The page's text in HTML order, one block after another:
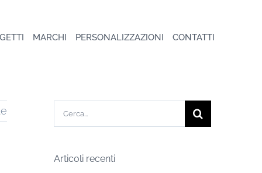
MARCHI PERSONALIZZAZIONI CONTATTI
Cerca
per:
Articoli recenti